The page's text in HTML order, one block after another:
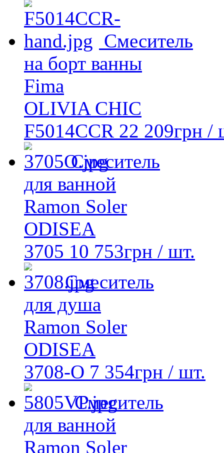
Смеситель
на борт ванны
Fima
OLIVIA CHIC
F5014CCR 22 209грн /
Смеситель
для ванной
Ramon Soler
ODISEA
3705 10 753грн / шт.
Смеситель
для душа
Ramon Soler
ODISEA
3708-O 7 354грн / шт.
Смеситель
для ванной
Ramon Soler